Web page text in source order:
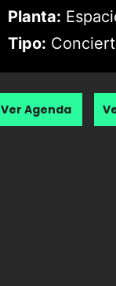
Planta:
Tipo:
Ver Agenda